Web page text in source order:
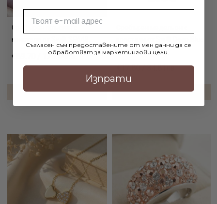
Сребърен пръстен с
кристали от Sw® SP648
€89.70 / 175.44лв.
ДОБАВИ В КОЛИЧКАТА
- Усмихни се
€17.80 / 34.81лв.
ДОБАВИ В КОЛИЧКАТА
Съгласен съм предоставените от мен данни да се
обработват за маркетингови цели.
Изпрати